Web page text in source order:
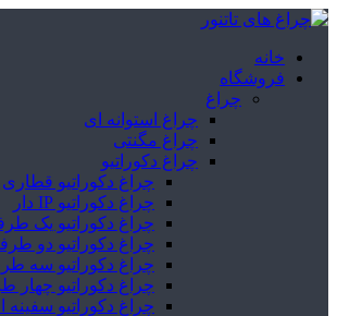
خانه
فروشگاه
چراغ
چراغ استوانه ای
چراغ مگنتی
چراغ دکوراتیو
چراغ دکوراتیو قطاری
چراغ دکوراتیو IP دار
چراغ دکوراتیو یک
چراغ دکوراتیو دو
چراغ دکوراتیو سه
چراغ دکوراتیو چهار
چراغ دکوراتیو سفینه